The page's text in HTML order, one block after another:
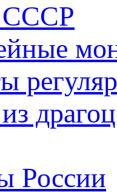
России